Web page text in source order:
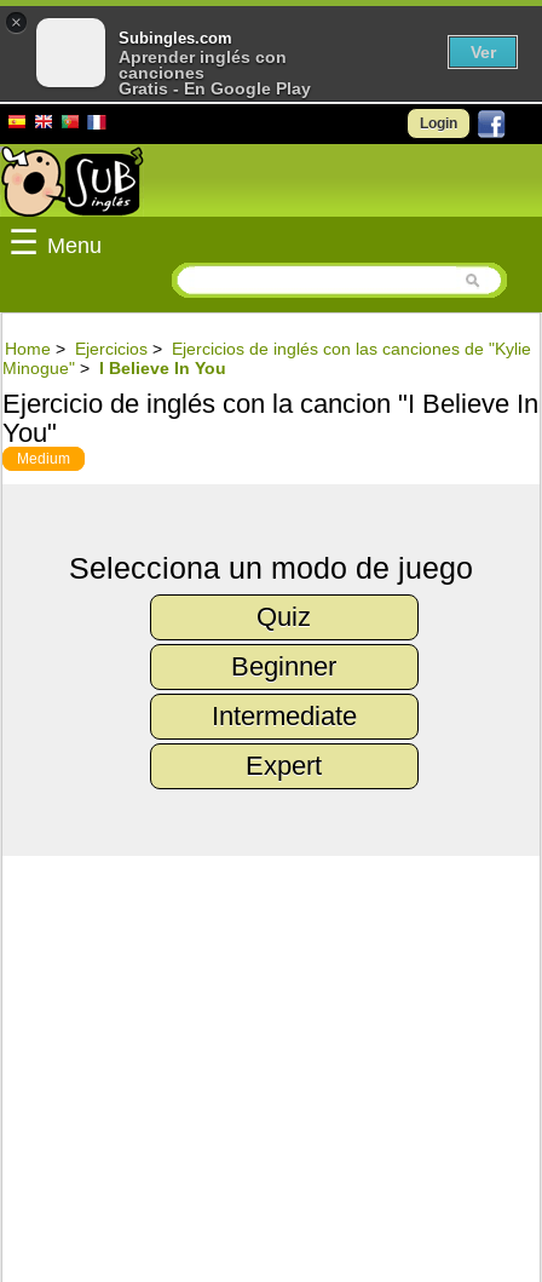
Login
☰ Menu
Home > Ejercicios > Ejercicios de inglés con las canciones de "Kylie
Minogue" > I Believe In You
Ejercicio de inglés con la cancion "I Believe In
You"
Medium
Selecciona un modo de juego
Quiz
Beginner
Intermediate
Expert
×
Subingles.com
Aprender inglés con
canciones
Gratis - En Google Play
Ver